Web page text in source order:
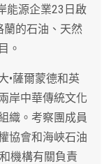
能源企業23日啟
蘭的石油、天然
。
•薩爾蒙德和英
岸中華傳統文化
織。考察團成員
協會和海峽石油
機構有關負責